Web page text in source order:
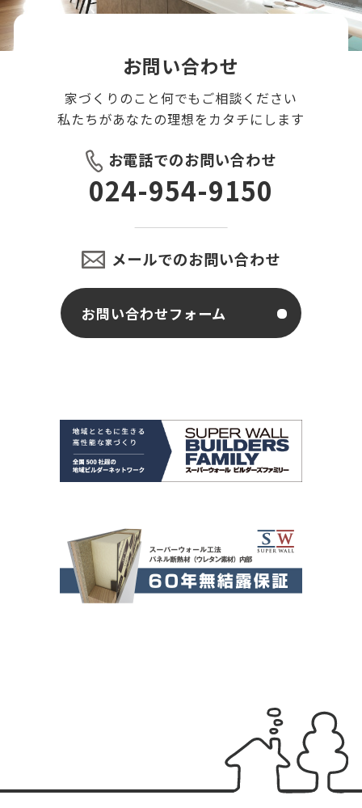
お問い合わせ
家づくりのこと何でもご相談ください
私たちがあなたの理想をカタチにします
お電話でのお問い合わせ
024-954-9150
メールでのお問い合わせ
お問い合わせフォーム